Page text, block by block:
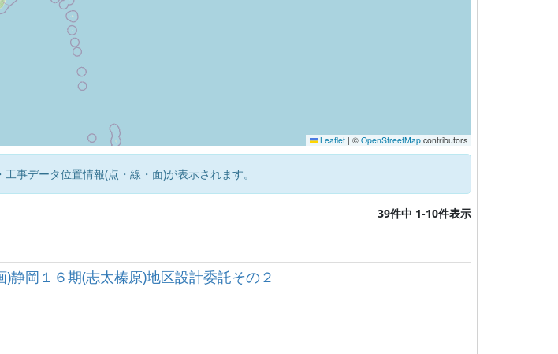
Leaflet | © OpenStreetMap contributors
事データ位置情報(点・線・面)が表示されます。
39件中 1-10件表示
岡１６期(志太榛原)地区設計委託その２